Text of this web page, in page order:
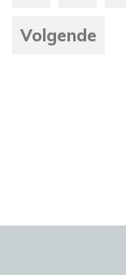
Volgende